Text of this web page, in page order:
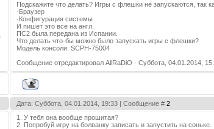
Подскажите что делать? Игры с флешки не запускаются, так
-Браузер
-Конфигурация системы
И пишет это все на англ.
ПС2 была передана из Испании.
Что делать что-бы можно было запускать игры с флешки?
Модель консоли: SCPH-75004
Сообщение отредактировал AllRaDiO - Суббота, 04.01.2014,
Дата: Суббота, 04.01.2014, 19:33 | Сообщение # 2
1. У тебя она вообще прошитая?
2. Попробуй игру на болванку записать и запустить на соньке.